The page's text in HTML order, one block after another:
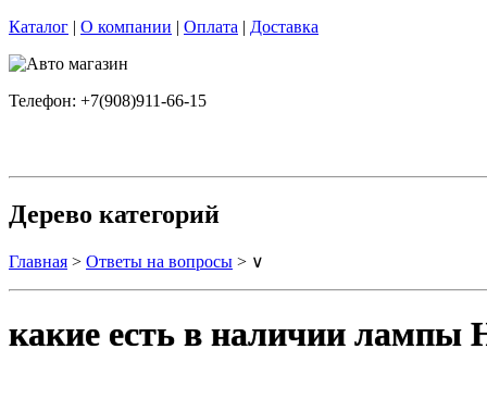
Каталог | О компании | Оплата | Доставка
Телефон: +7(908)911-66-15
Дерево категорий
Главная > Ответы на вопросы > ∨
какие есть в наличии лампы